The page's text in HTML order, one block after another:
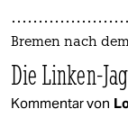
Bremen nach
Die Linken-
Kommentar von